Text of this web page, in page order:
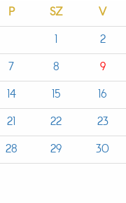
P SZ
V
1
2
7 8
9
14 15
16
21 22
23
28 29
30